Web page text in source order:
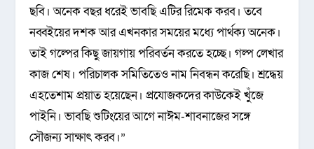
ছবি। অনেক বছর ধরেই ভাবছি এটির রিমেক করব। তবে
নব্বইয়ের দশক আর এখনকার সময়ের মধ্যে পার্থক্য অনেক।
তাই গল্পের কিছু জায়গায় পরিবর্তন করতে হচ্ছে। গল্প লেখার
কাজ শেষ। পরিচালক সমিতিতেও নাম নিবন্ধন করেছি। শ্রদ্ধেয়
এহতেশাম প্রয়াত হয়েছেন। প্রযোজকদের কাউকেই খুঁজে
পাইনি। ভাবছি শুটিংয়ের আগে নাঈম-শাবনাজের সঙ্গে
সৌজন্য সাক্ষাৎ করব।”